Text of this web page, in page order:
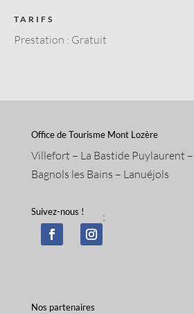
TARIFS
Prestation : Gratuit
Office de Tourisme Mont Lozère
Villefort – La Bastide Puylaurent
Bagnols les Bains – Lanuéjols
Suivez-nous ! ;
Nos partenaires